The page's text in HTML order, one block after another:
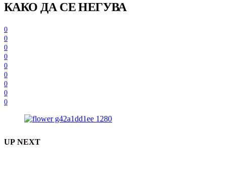
КАКО ДА СЕ НЕГУВА
0
0
0
0
0
0
0
0
0
UP NEXT